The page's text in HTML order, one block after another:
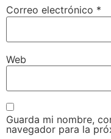
Correo electrónico *
Web
Guarda mi nombre,
navegador para la